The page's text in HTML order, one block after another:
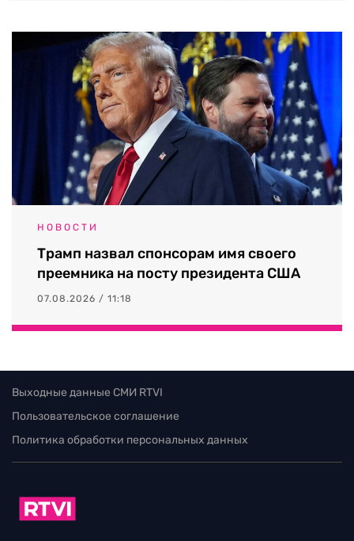
НОВОСТИ
Трамп назвал спонсорам имя своего
преемника на посту президента США
07.08.2026 / 11:18
Выходные данные СМИ RTVI
Пользовательское соглашение
Политика обработки персональных данных